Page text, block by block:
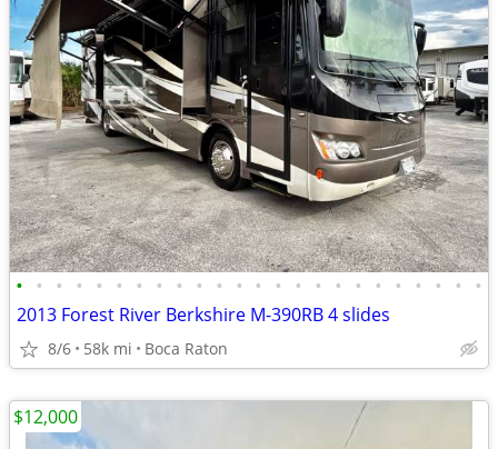
• • • • • • • • • • • • • • • • • • • • • • • •
2013 Forest River Berkshire M-390RB 4 slides
8/6 58k mi Boca Raton
$12,000